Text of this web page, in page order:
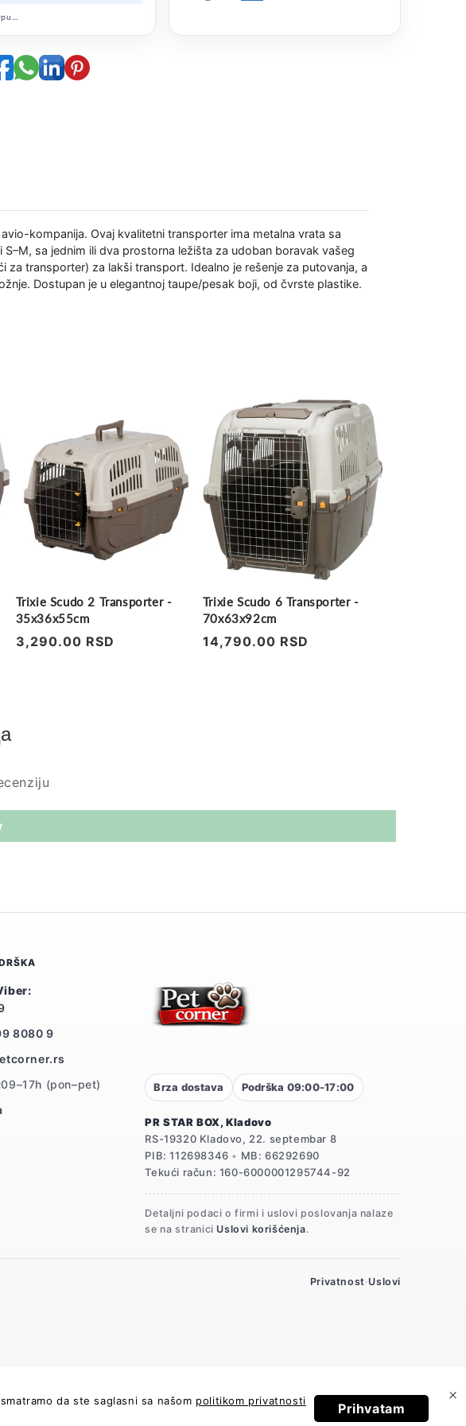
kompanija. Ovaj kvalitetni transporter ima metalna vrata sa
sa jednim ili dva prostorna ležišta za udoban boravak vašeg
za transporter) za lakši transport. Idealno je rešenje za putovanja, a
Dostupan je u elegantnoj taupe/pesak boji, od čvrste plastike.
Trixie Scudo 2 Transporter -
35x36x55cm
Regularna
3,290.00 RSD
Trixie Scudo 6 Transporter -
70x63x92cm
Regularna
14,790.00 RSD
8080 9
09–17h (pon–pet)
Brza dostava Podrška 09:00-17:00
PR STAR BOX, Kladovo
RS-19320 Kladovo, 22. septembar 8
PIB: 112698346 • MB: 66292690
Tekući račun: 160-6000001295744-92
Detaljni podaci o firmi i uslovi poslovanja nalaze
se na stranici Uslovi korišćenja.
Privatnost·Uslovi
da ste saglasni sa našom politikom privatnosti
Prihvatam